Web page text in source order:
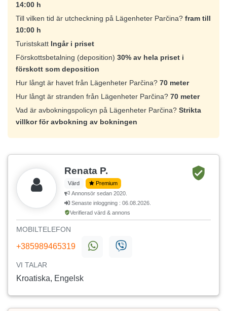
14:00 h
Till vilken tid är utcheckning på Lägenheter Parčina? fram till
10:00 h
Turistskatt Ingår i priset
Förskottsbetalning (deposition) 30% av hela priset i
förskott som deposition
Hur långt är havet från Lägenheter Parčina? 70 meter
Hur långt är stranden från Lägenheter Parčina? 70 meter
Vad är avbokningspolicyn på Lägenheter Parčina? Strikta
villkor för avbokning av bokningen
Renata P.
Värd
Premium
Annonsör sedan 2020.
Senaste inloggning : 06.08.2026.
Verifierad värd & annons
MOBILTELEFON
+385989465319
VI TALAR
Kroatiska, Engelsk